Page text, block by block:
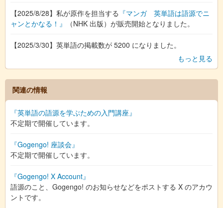
【2025/8/28】私が原作を担当する 『マンガ 英単語は語源でニ
ャンとかなる！』
（NHK 出版）が販売開始となりました。
【2025/3/30】英単語の掲載数が 5200 になりました。
もっと見る
関連の情報
『英単語の語源を学ぶための入門講座』
不定期で開催しています。
『Gogengo! 座談会』
不定期で開催しています。
『Gogengo! X Account』
語源のこと、Gogengo! のお知らせなどをポストする X のアカウ
ントです。